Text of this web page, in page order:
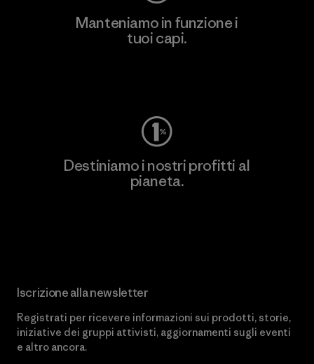
Manteniamo in funzione i
tuoi capi.
Destiniamo i nostri profitti al
pianeta.
Iscrizione alla newsletter
Registrati per ricevere informazioni sui prodotti, storie,
iniziative dei gruppi attivisti, aggiornamenti sugli eventi
e altro ancora.